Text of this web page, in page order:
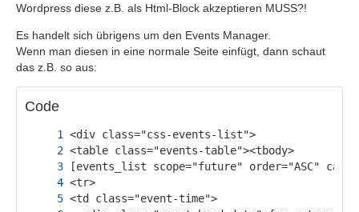
Wordpress diese z.B. als Html-Block akzeptieren MUSS?!
Es handelt sich übrigens um den Events Manager.
Wenn man diesen in eine normale Seite einfügt, dann schaut
das z.B. so aus:
Code